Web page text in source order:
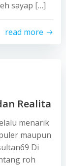
sayap […]
read more
Realita
menarik
maupun
Di
roh